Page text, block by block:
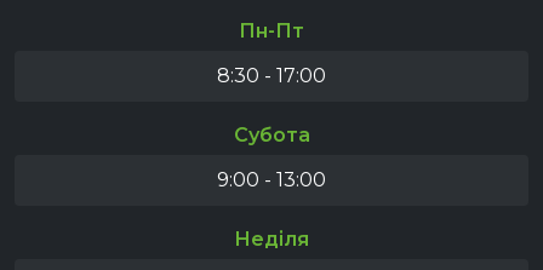
Пн-Пт
8:30 - 17:00
Субота
9:00 - 13:00
Неділя